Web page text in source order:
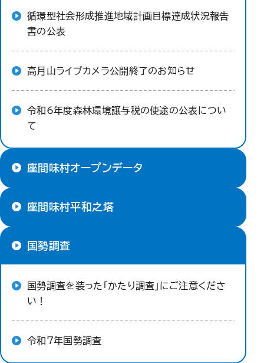
循環型社会形成推進地域計画目標達成状況報告
書の公表
高月山ライブカメラ公開終了のお知らせ
令和6年度森林環境譲与税の使途の公表につい
て
座間味村オープンデータ
座間味村平和之塔
国勢調査
国勢調査を装った「かたり調査」にご注意くださ
い！
令和7年国勢調査